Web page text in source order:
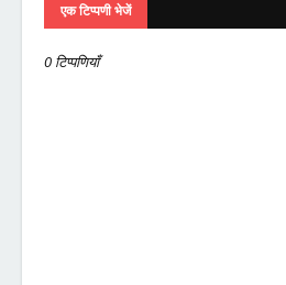
एक टिप्पणी भेजें
0 टिप्पणियाँ